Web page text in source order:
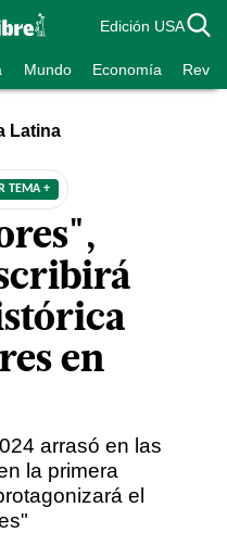
Edición USA
Mundo Economía
Latina
TEMA +
en
arrasó en las
la primera
el